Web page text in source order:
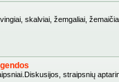
skalviai, žemgaliai,
straipsnių